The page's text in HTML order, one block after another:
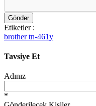
Gönder
Etiketler :
brother tn-461y
Tavsiye Et
Adınız
*